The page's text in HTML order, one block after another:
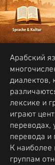
Арабский
диалектов,
лексике и
играют
переводах,
перевода и
К
группам